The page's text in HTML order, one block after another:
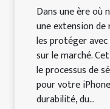
Dans une ère où
une extension
les protéger
sur le marché.
le processus de
pour votre
durabilité, du...